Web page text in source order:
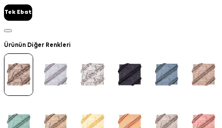
Tek Ebat
Ürünün Diğer Renkleri